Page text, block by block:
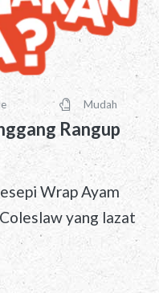
Rangup
Wrap Ayam
yang lazat
Difficulty
Mudah